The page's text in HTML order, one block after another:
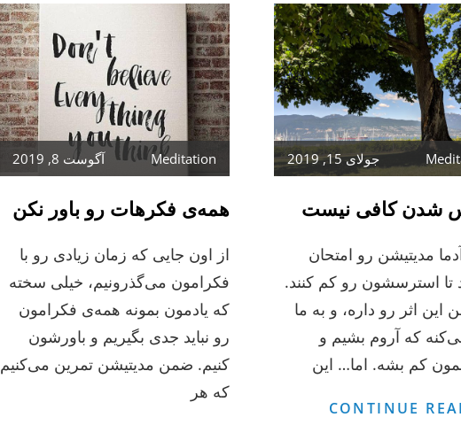
Meditation آگوست 8, 2019
همه‌ی فکرهات رو باور نکن
از اون جایی که زمان زیادی رو با
فکرامون می‌گذرونیم، خیلی سخته
که یادمون بمونه همه‌ی فکرامون
رو نباید جدی بگیریم و باورشون
کنیم. ضمن مدیتیشن تمرین می‌کنیم
که هر
جولای 15, 2019
شدن کافی نیست
مدیتیشن رو امتحان
تا استرسشون رو کم کنند.
این اثر رو داره، و به ما
که آروم بشیم و
کم بشه. اما… این
CONTINUE